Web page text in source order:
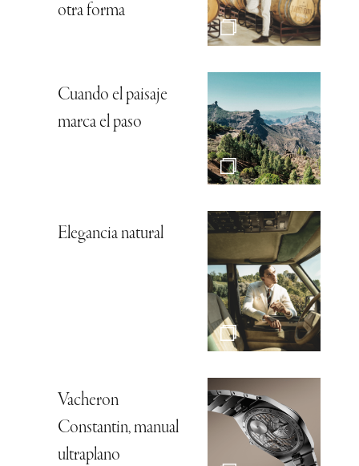
otra forma
Cuando el paisaje
marca el paso
Elegancia natural
Vacheron
Constantin, manual
ultraplano